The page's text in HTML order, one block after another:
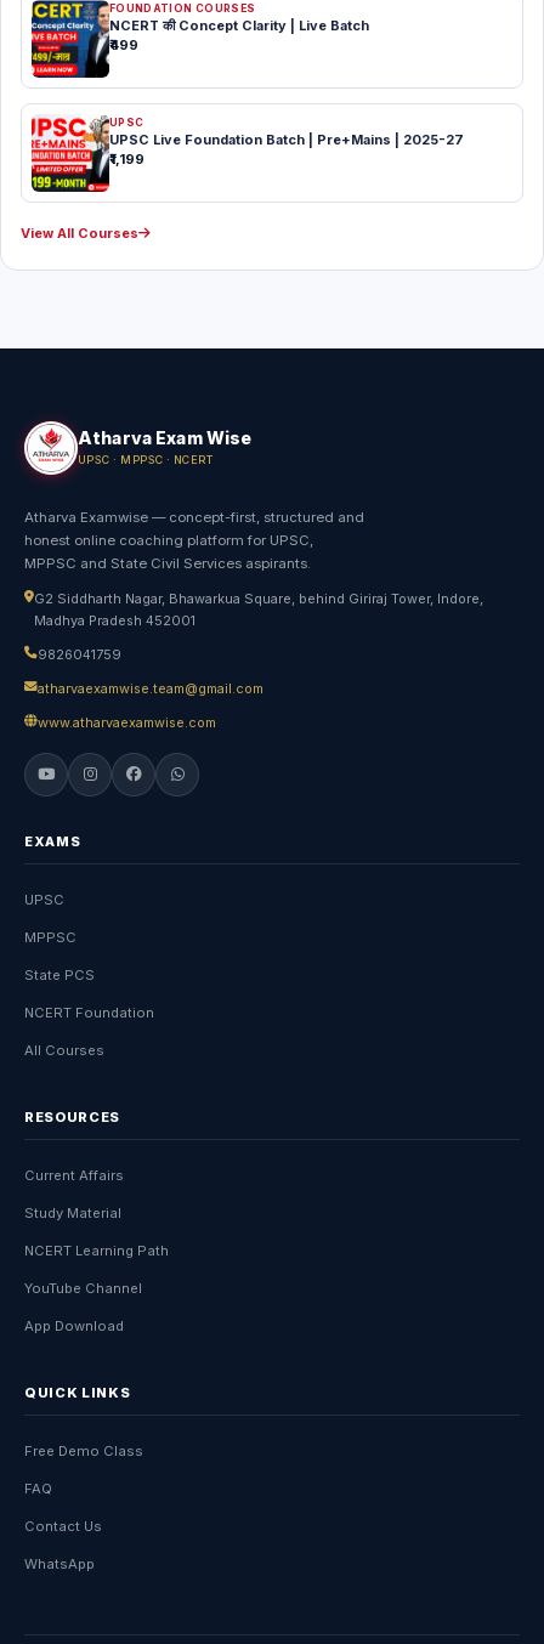
FOUNDATION COURSES
NCERT की Concept Clarity | Live Batch
₹499
UPSC
UPSC Live Foundation Batch | Pre+Mains | 2025-27
₹1,199
View All Courses
Atharva Exam Wise
UPSC · MPPSC · NCERT
Atharva Examwise — concept-first, structured and
honest online coaching platform for UPSC,
MPPSC and State Civil Services aspirants.
G2 Siddharth Nagar, Bhawarkua Square, behind Giriraj Tower, Indore,
Madhya Pradesh 452001
9826041759
atharvaexamwise.team@gmail.com
www.atharvaexamwise.com
EXAMS
UPSC
MPPSC
State PCS
NCERT Foundation
All Courses
RESOURCES
Current Affairs
Study Material
NCERT Learning Path
YouTube Channel
App Download
QUICK LINKS
Free Demo Class
FAQ
Contact Us
WhatsApp